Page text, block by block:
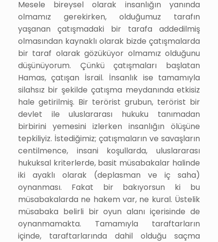
Mesele bireysel olarak insanlığın yanında
olmamız gerekirken, olduğumuz tarafın
yaşanan çatışmadaki bir tarafa addedilmiş
olmasından kaynaklı olarak bizde çatışmalarda
bir taraf olarak gözüküyor olmamız olduğunu
düşünüyorum. Çünkü çatışmaları başlatan
Hamas, çatışan İsrail. İnsanlık ise tamamıyla
silahsız bir şekilde çatışma meydanında etkisiz
hale getirilmiş. Bir terörist grubun, terörist bir
devlet ile uluslararası hukuku tanımadan
birbirini yemesini izlerken insanlığın ölüşüne
tepkiliyiz. İstediğimiz; çatışmaların ve savaşların
centilmence, insani koşullarda, uluslararası
hukuksal kriterlerde, basit müsabakalar halinde
iki ayaklı olarak (deplasman ve iç saha)
oynanması. Fakat bir bakıyorsun ki bu
müsabakalarda ne hakem var, ne kural. Üstelik
müsabaka belirli bir oyun alanı içerisinde de
oynanmamakta. Tamamıyla taraftarların
içinde, taraftarlarında dahil olduğu saçma